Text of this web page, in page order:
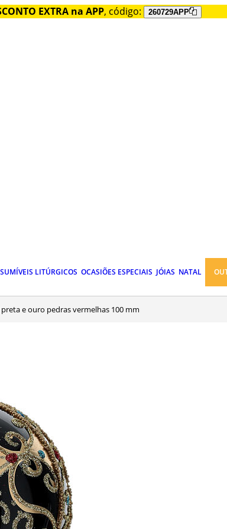
EXTRA na APP, código: 260729APP
LITÚRGICOS OCASIÕES ESPECIAIS JÓIAS NATAL
preta e ouro pedras vermelhas 100 mm